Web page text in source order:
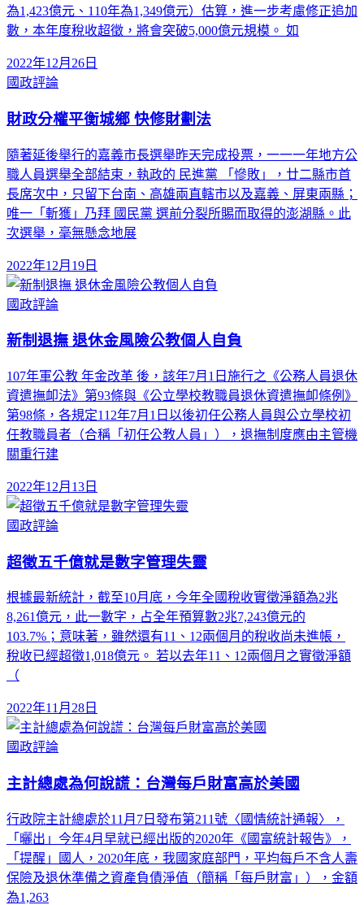
為1,423億元、110年為1,349億元）估算，進一步考慮修正追加
數，本年度稅收超徵，將會突破5,000億元規模。 如
2022年12月26日
國政評論
財政分權平衡城鄉 快修財劃法
隨著延後舉行的嘉義市長選舉昨天完成投票，一一一年地方公
職人員選舉全部結束，執政的 民進黨 「慘敗」，廿二縣市首
長席次中，只留下台南、高雄兩直轄市以及嘉義、屏東兩縣；
唯一「斬獲」乃拜 國民黨 選前分裂所賜而取得的澎湖縣。此
次選舉，毫無懸念地展
2022年12月19日
國政評論
新制退撫 退休金風險公教個人自負
107年軍公教 年金改革 後，該年7月1日施行之《公務人員退休
資遣撫卹法》第93條與《公立學校教職員退休資遣撫卹條例》
第98條，各規定112年7月1日以後初任公務人員與公立學校初
任教職員者（合稱「初任公教人員」），退撫制度應由主管機
關重行建
2022年12月13日
國政評論
超徵五千億就是數字管理失靈
根據最新統計，截至10月底，今年全國稅收實徵淨額為2兆
8,261億元，此一數字，占全年預算數2兆7,243億元的
103.7%；意味著，雖然還有11、12兩個月的稅收尚未進帳，
稅收已經超徵1,018億元。 若以去年11、12兩個月之實徵淨額
（
2022年11月28日
國政評論
主計總處為何說謊：台灣每戶財富高於美國
行政院主計總處於11月7日發布第211號〈國情統計通報〉，
「曬出」今年4月早就已經出版的2020年《國富統計報告》，
「提醒」國人，2020年底，我國家庭部門，平均每戶不含人壽
保險及退休準備之資產負債淨值（簡稱「每戶財富」），金額
為1,263